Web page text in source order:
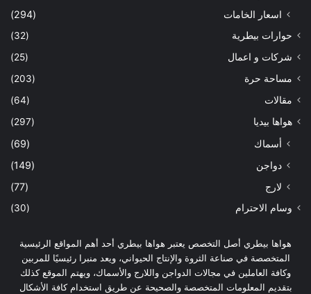
اسعار الخامات
(294)
حوارات بيطرية
(32)
شركات و اعمال
(25)
مساحة حرة
(203)
مقالات
(64)
هواها بيديا
(297)
أسماك
(69)
دواجن
(149)
لارج
(77)
وسام الاحترام (30)
هواها بيطري أصل التخصص يعتبر هواها بيطري أحد أهم المواقع الرئيسية
المتخصصة في صناعة الثروة والإنتاج الحيواني، ويعد منبرا رئيسيًا للمربين
وكافة العاملين في مجالات الدواجن واللارج والأسماك، ويهتم الموقع كذلك
بتقديم المعلومات المتخصصة والصحيحة عن طريق استخدام كافة الأشكال